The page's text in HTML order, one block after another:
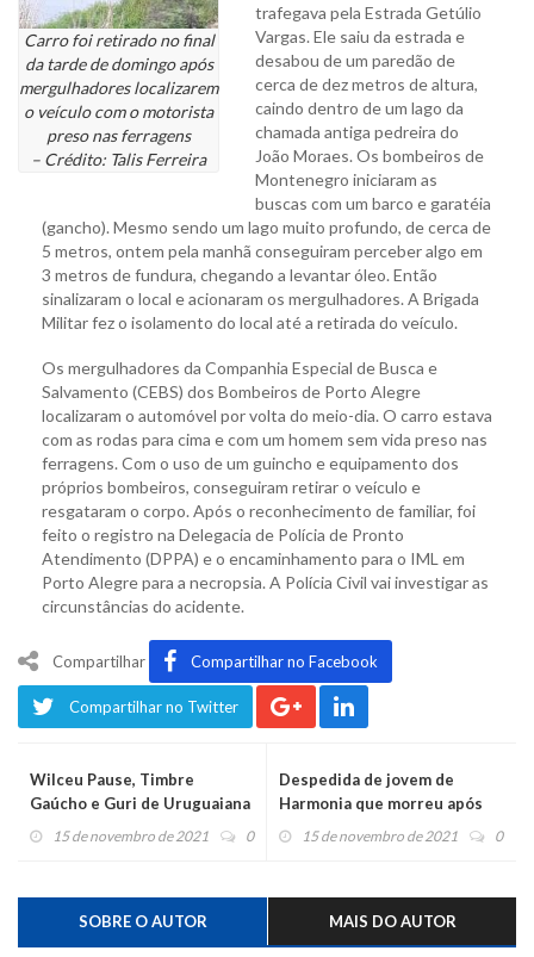
Carro foi retirado no final
da tarde de domingo após
mergulhadores localizarem
o veículo com o motorista
preso nas ferragens
– Crédito: Talis Ferreira
trafegava pela Estrada Getúlio
Vargas. Ele saiu da estrada e
desabou de um paredão de
cerca de dez metros de altura,
caindo dentro de um lago da
chamada antiga pedreira do
João Moraes. Os bombeiros de
Montenegro iniciaram as
buscas com um barco e garatéia
(gancho). Mesmo sendo um lago muito profundo, de cerca de
5 metros, ontem pela manhã conseguiram perceber algo em
3 metros de fundura, chegando a levantar óleo. Então
sinalizaram o local e acionaram os mergulhadores. A Brigada
Militar fez o isolamento do local até a retirada do veículo.
Os mergulhadores da Companhia Especial de Busca e
Salvamento (CEBS) dos Bombeiros de Porto Alegre
localizaram o automóvel por volta do meio-dia. O carro estava
com as rodas para cima e com um homem sem vida preso nas
ferragens. Com o uso de um guincho e equipamento dos
próprios bombeiros, conseguiram retirar o veículo e
resgataram o corpo. Após o reconhecimento de familiar, foi
feito o registro na Delegacia de Polícia de Pronto
Atendimento (DPPA) e o encaminhamento para o IML em
Porto Alegre para a necropsia. A Polícia Civil vai investigar as
circunstâncias do acidente.
Compartilhar Compartilhar no Facebook
Compartilhar no Twitter
Wilceu Pause, Timbre
Gaúcho e Guri de Uruguaiana
são atrações no último dia da
15 de novembro de 2021 0
Despedida de jovem de
Harmonia que morreu após
acidente na BR 470 será na
15 de novembro de 2021 0
SOBRE O AUTOR MAIS DO AUTOR